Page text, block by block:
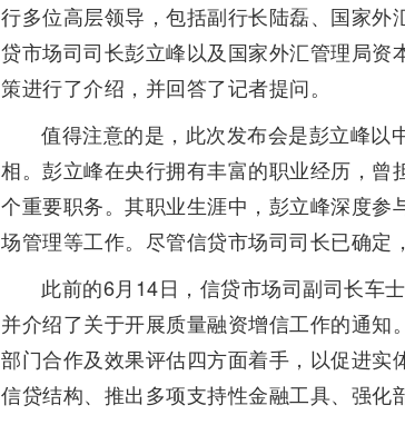
行多位高层领导，包括副行长陆磊、国家
贷市场司司长彭立峰以及国家外汇管理局
策进行了介绍，并回答了记者提问。
值得注意的是，此次发布会是彭立峰以
相。彭立峰在央行拥有丰富的职业经历，
个重要职务。其职业生涯中，彭立峰深度
场管理等工作。尽管信贷市场司司长已确定
此前的6月14日，信贷市场司副司长车
并介绍了关于开展质量融资增信工作的通
部门合作及效果评估四方面着手，以促进
信贷结构、推出多项支持性金融工具、强化